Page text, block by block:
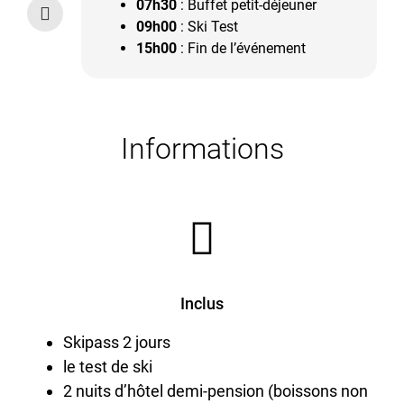
07h30 : Buffet petit-déjeuner
09h00 : Ski Test
15h00 : Fin de l’événement
Informations
Inclus
Skipass 2 jours
le test de ski
2 nuits d’hôtel demi-pension (boissons non